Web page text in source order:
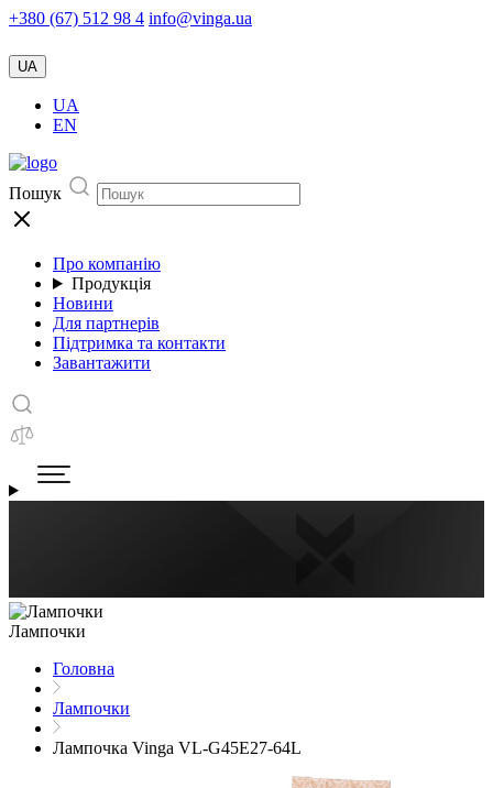
+380 (67) 512 98 4 info@vinga.ua
UA
UA
EN
Пошук
Про компанію
Продукція
Новини
Для партнерів
Підтримка та контакти
Завантажити
Лампочки
Головна
Лампочки
Лампочка Vinga VL-G45E27-64L